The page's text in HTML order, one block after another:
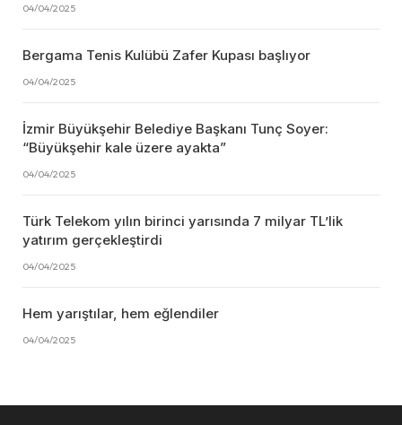
04/04/2025
Bergama Tenis Kulübü Zafer Kupası başlıyor
04/04/2025
İzmir Büyükşehir Belediye Başkanı Tunç Soyer:
“Büyükşehir kale üzere ayakta”
04/04/2025
Türk Telekom yılın birinci yarısında 7 milyar TL’lik
yatırım gerçekleştirdi
04/04/2025
Hem yarıştılar, hem eğlendiler
04/04/2025